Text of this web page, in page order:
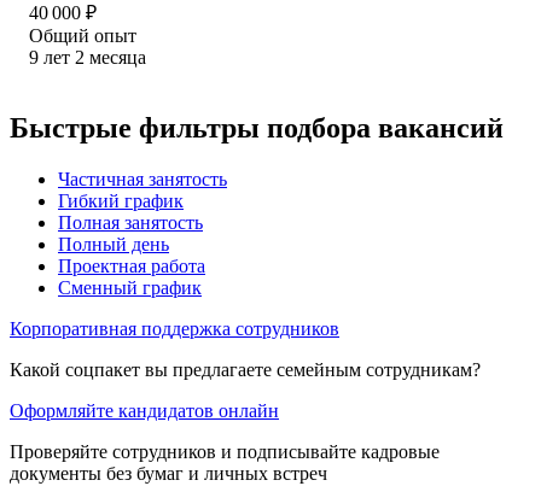
40 000 ₽
Общий опыт
9 лет 2 месяца
Быстрые фильтры подбора вакансий
Частичная занятость
Гибкий график
Полная занятость
Полный день
Проектная работа
Сменный график
Корпоративная поддержка сотрудников
Какой соцпакет вы предлагаете семейным сотрудникам?
Оформляйте кандидатов онлайн
Проверяйте сотрудников и подписывайте кадровые
документы без бумаг и личных встреч